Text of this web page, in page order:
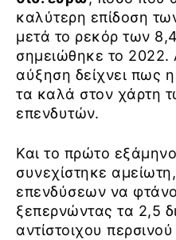
καλύτερη επίδοση
μετά το ρεκόρ των
σημειώθηκε το 2022.
αύξηση δείχνει πως
τα καλά στον χάρτη
επενδυτών.
Και το πρώτο
συνεχίστηκε
επενδύσεων να
ξεπερνώντας τα 2,5
αντίστοιχου